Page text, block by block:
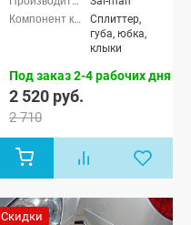
Сплиттер,
губа, юбка,
клыки
Под заказ 2-4 рабочих дня
2 520 руб.
2 710
Скидки